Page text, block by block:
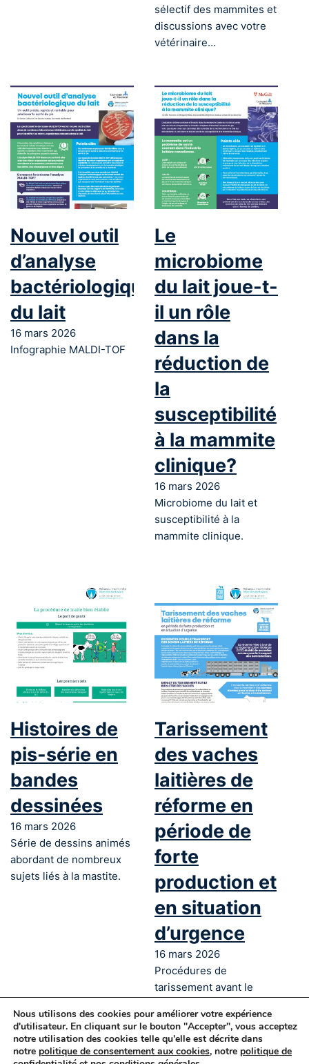
sélectif des mammites et
discussions avec votre
vétérinaire…
Nouvel outil
d’analyse
bactériologique
du lait
16 mars 2026
Infographie MALDI-TOF
Le
microbiome
du lait joue-t-
il un rôle
dans la
réduction de
la
susceptibilité
à la mammite
clinique?
16 mars 2026
Microbiome du lait et
susceptibilité à la
mammite clinique.
Histoires de
pis-série en
bandes
dessinées
16 mars 2026
Série de dessins animés
abordant de nombreux
sujets liés à la mastite.
Tarissement
des vaches
laitières de
réforme en
période de
forte
production et
en situation
d’urgence
16 mars 2026
Procédures de
tarissement avant le
←123→
© 2025 Les producteurs laitiers du
Nous utilisons des cookies pour améliorer votre expérience
d'utilisateur. En cliquant sur le bouton "Accepter", vous acceptez
notre utilisation des cookies telle qu'elle est décrite dans
notre politique de consentement aux cookies, notre politique de